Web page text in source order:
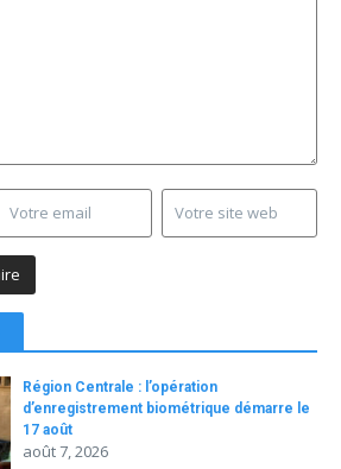
Région Centrale : l’opération
d’enregistrement biométrique démarre le
17 août
août 7, 2026